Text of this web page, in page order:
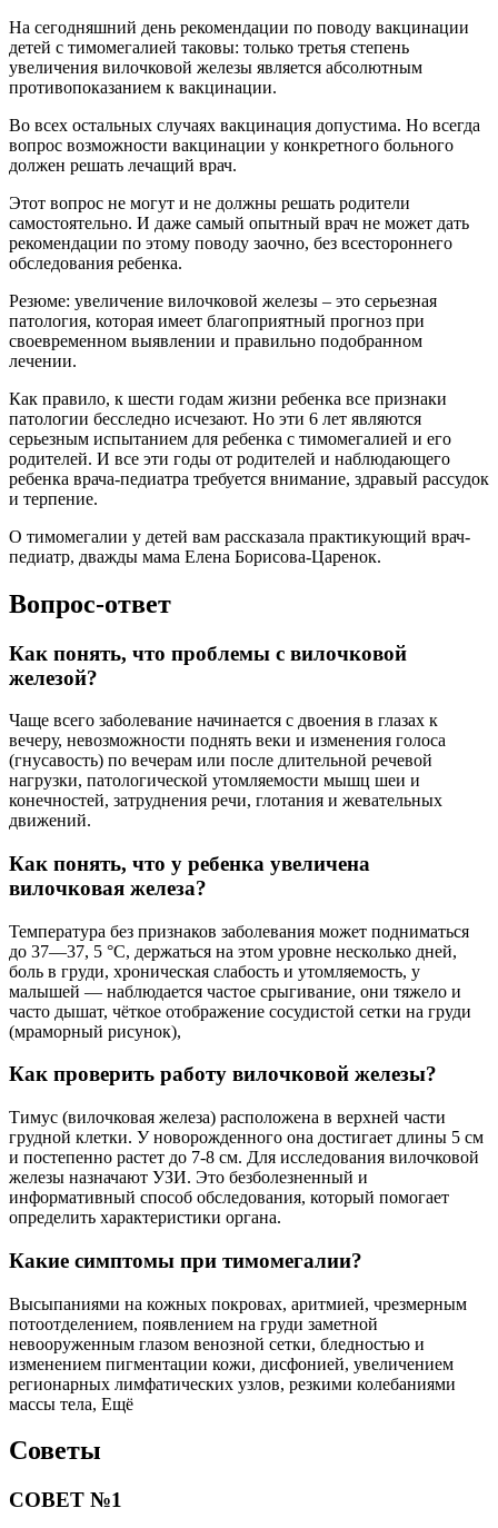
На сегодняшний день рекомендации по поводу вакцинации
детей с тимомегалией таковы: только третья степень
увеличения вилочковой железы является абсолютным
противопоказанием к вакцинации.
Во всех остальных случаях вакцинация допустима. Но всегда
вопрос возможности вакцинации у конкретного больного
должен решать лечащий врач.
Этот вопрос не могут и не должны решать родители
самостоятельно. И даже самый опытный врач не может дать
рекомендации по этому поводу заочно, без всестороннего
обследования ребенка.
Резюме: увеличение вилочковой железы – это серьезная
патология, которая имеет благоприятный прогноз при
своевременном выявлении и правильно подобранном
лечении.
Как правило, к шести годам жизни ребенка все признаки
патологии бесследно исчезают. Но эти 6 лет являются
серьезным испытанием для ребенка с тимомегалией и его
родителей. И все эти годы от родителей и наблюдающего
ребенка врача-педиатра требуется внимание, здравый рассудок
и терпение.
О тимомегалии у детей вам рассказала практикующий врач-
педиатр, дважды мама Елена Борисова-Царенок.
Вопрос-ответ
Как понять, что проблемы с вилочковой
железой?
Чаще всего заболевание начинается с двоения в глазах к
вечеру, невозможности поднять веки и изменения голоса
(гнусавость) по вечерам или после длительной речевой
нагрузки, патологической утомляемости мышц шеи и
конечностей, затруднения речи, глотания и жевательных
движений.
Как понять, что у ребенка увеличена
вилочковая железа?
Температура без признаков заболевания может подниматься
до 37—37, 5 °С, держаться на этом уровне несколько дней,
боль в груди, хроническая слабость и утомляемость, у
малышей — наблюдается частое срыгивание, они тяжело и
часто дышат, чёткое отображение сосудистой сетки на груди
(мраморный рисунок),
Как проверить работу вилочковой железы?
Тимус (вилочковая железа) расположена в верхней части
грудной клетки. У новорожденного она достигает длины 5 см
и постепенно растет до 7-8 см. Для исследования вилочковой
железы назначают УЗИ. Это безболезненный и
информативный способ обследования, который помогает
определить характеристики органа.
Какие симптомы при тимомегалии?
Высыпаниями на кожных покровах, аритмией, чрезмерным
потоотделением, появлением на груди заметной
невооруженным глазом венозной сетки, бледностью и
изменением пигментации кожи, дисфонией, увеличением
регионарных лимфатических узлов, резкими колебаниями
массы тела, Ещё
Советы
СОВЕТ №1